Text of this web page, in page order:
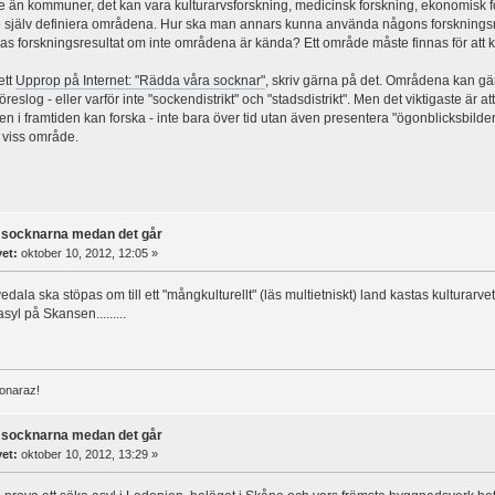
än kommuner, det kan vara kulturarvsforskning, medicinsk forskning, ekonomisk
själv definiera områdena. Hur ska man annars kunna använda någons
forskningsresultat om inte områdena är kända? Ett område måste finnas för att
Upprop på Internet: "Rädda våra socknar", skriv gärna på det. Områdena kan
- eller varför inte "sockendistrikt" och "stadsdistrikt". Men det viktigaste är
i framtiden kan forska - inte bara över tid utan även presentera
område.
socknarna medan det går
oktober 10, 2012, 12:05 »
ska stöpas om till ett "mångkulturellt" (läs multietniskt) land kastas
på Skansen.........
socknarna medan det går
oktober 10, 2012, 13:29 »